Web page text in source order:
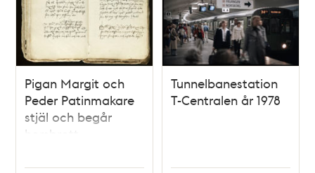
Pigan Margit och
Peder Patinmakare
stjäl och begår
horsbrott
Tunnelbanestation
T-Centralen år 1978